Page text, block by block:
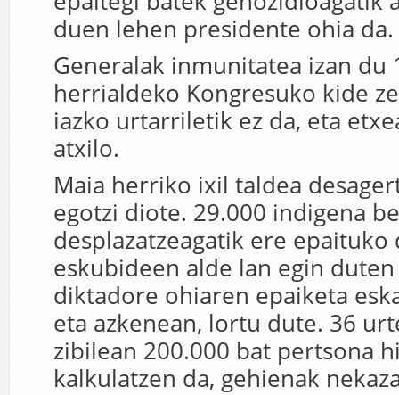
duen lehen presidente ohia da.
Generalak inmunitatea izan du
herrialdeko Kongresuko kide
iazko urtarriletik ez da, eta
atxilo.
Maia herriko ixil taldea
egotzi diote. 29.000 indigena
desplazatzeagatik ere epaituko
eskubideen alde lan egin
diktadore ohiaren epaiketa
eta azkenean, lortu dute. 36
zibilean 200.000 bat pertsona
kalkulatzen da, gehienak